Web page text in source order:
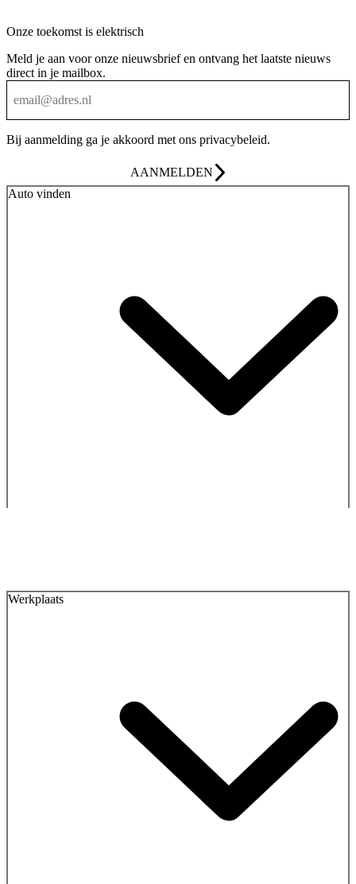
Onze toekomst is elektrisch
Meld je aan voor onze nieuwsbrief en ontvang het laatste nieuws
direct in je mailbox.
Bij aanmelding ga je akkoord met ons privacybeleid.
AANMELDEN
Auto vinden
Werkplaats